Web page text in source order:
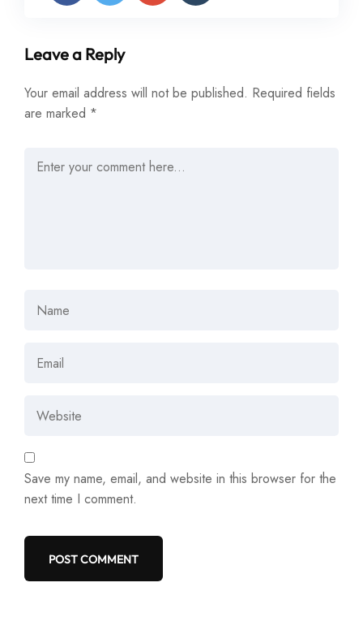
Leave a Reply
Your email address will not be published. Required fields
are marked *
Save my name, email, and website in this browser for the
next time I comment.